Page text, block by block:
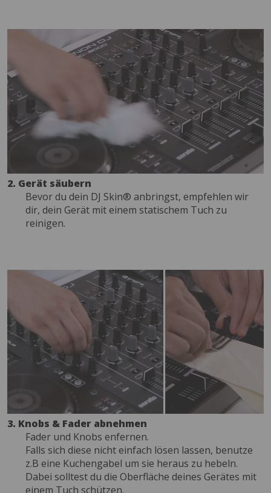
2. Gerät säubern
Bevor du dein DJ Skin® anbringst, empfehlen wir
dir, dein Gerät mit einem statischem Tuch zu
reinigen.
3. Knobs & Fader abnehmen
Fader und Knobs enfernen.
Falls sich diese nicht einfach lösen lassen, benutze
z.B eine Kuchengabel um sie heraus zu hebeln.
Dabei solltest du die Oberfläche deines Gerätes mit
einem Tuch schützen.